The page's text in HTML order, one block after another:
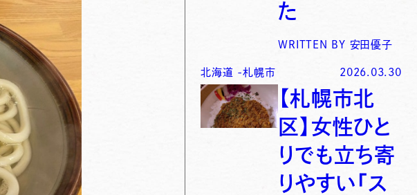
た
WRITTEN BY 安田優子
北海道 -札幌市 2026.03.30
【札幌市北
区】女性ひと
りでも立ち寄
りやすい「ス